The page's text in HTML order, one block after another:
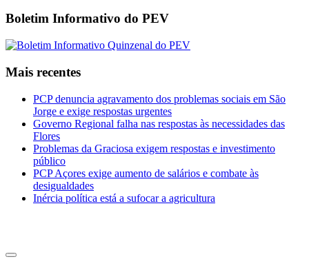
Boletim Informativo do PEV
Mais recentes
PCP denuncia agravamento dos problemas sociais em São
Jorge e exige respostas urgentes
Governo Regional falha nas respostas às necessidades das
Flores
Problemas da Graciosa exigem respostas e investimento
público
PCP Açores exige aumento de salários e combate às
desigualdades
Inércia política está a sufocar a agricultura